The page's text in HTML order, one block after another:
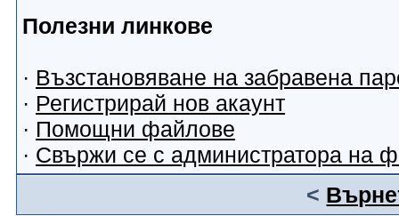
Полезни линкове
· Възстановяване на забравена
· Регистрирай нов акаунт
· Помощни файлове
· Свържи се с администратора на
<